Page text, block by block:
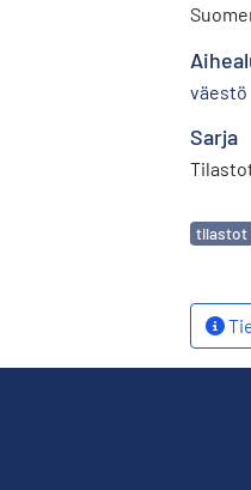
väestö
Sarja
tilastot